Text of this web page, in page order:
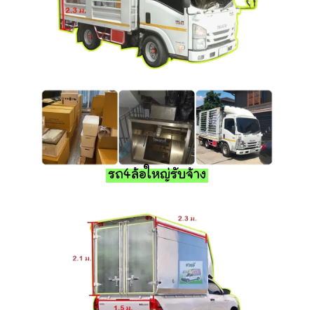
รถ4ล้อใหญ่รับจ้าง